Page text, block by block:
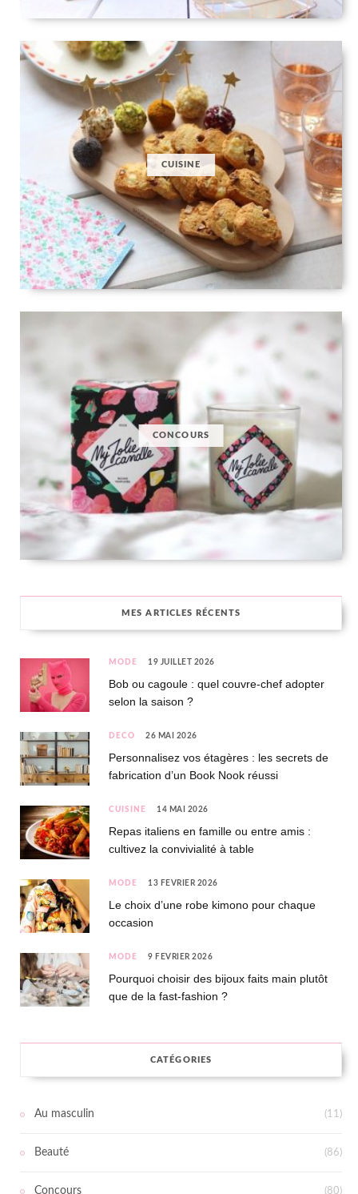
CUISINE
CONCOURS
MES ARTICLES RÉCENTS
MODE 19 JUILLET 2026
Bob ou cagoule : quel couvre-chef adopter
selon la saison ?
DÉCO 26 MAI 2026
Personnalisez vos étagères : les secrets de
fabrication d’un Book Nook réussi
CUISINE 14 MAI 2026
Repas italiens en famille ou entre amis :
cultivez la convivialité à table
MODE 13 FÉVRIER 2026
Le choix d’une robe kimono pour chaque
occasion
MODE 9 FÉVRIER 2026
Pourquoi choisir des bijoux faits main plutôt
que de la fast-fashion ?
CATÉGORIES
Au masculin (11)
Beauté (86)
Concours (80)